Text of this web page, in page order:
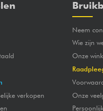
verkopen
Neem
Wie zijn
Onze
Onze